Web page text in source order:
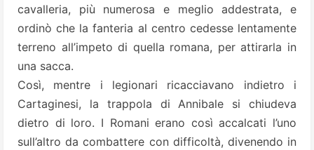
cavalleria, più numerosa e meglio addestrata, e
ordinò che la fanteria al centro cedesse lentamente
terreno all’impeto di quella romana, per attirarla in
una sacca.
Così, mentre i legionari ricacciavano indietro i
Cartaginesi, la trappola di Annibale si chiudeva
dietro di loro. I Romani erano così accalcati l’uno
sull’altro da combattere con difficoltà, divenendo in